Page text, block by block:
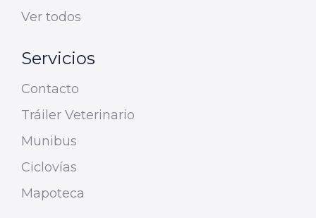
Ver todos
Servicios
Contacto
Tráiler Veterinario
Munibus
Ciclovías
Mapoteca